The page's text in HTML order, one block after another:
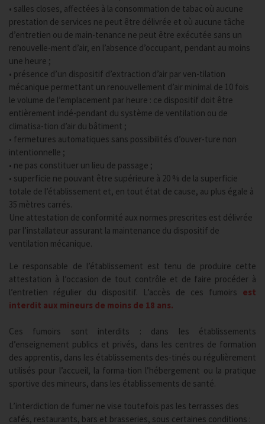
• salles closes, affectées à la consommation de tabac où aucune
prestation de services ne peut être délivrée et où aucune tâche
d’entretien ou de main-tenance ne peut être exécutée sans un
renouvelle-ment d’air, en l’absence d’occupant, pendant au moins
une heure ;
• présence d’un dispositif d’extraction d’air par ven-tilation
mécanique permettant un renouvellement d’air minimal de 10 fois
le volume de l’emplacement par heure : ce dispositif doit être
entièrement indé-pendant du système de ventilation ou de
climatisa-tion d’air du bâtiment ;
• fermetures automatiques sans possibilités d’ouver-ture non
intentionnelle ;
• ne pas constituer un lieu de passage ;
• superficie ne pouvant être supérieure à 20 % de la superficie
totale de l’établissement et, en tout état de cause, au plus égale à
35 mètres carrés.
Une attestation de conformité aux normes prescrites est délivrée
par l’installateur assurant la maintenance du dispositif de
ventilation mécanique.
Le responsable de l’établissement est tenu de produire cette
attestation à l’occasion de tout contrôle et de faire procéder à
l’entretien régulier du dispositif. L’accès de ces fumoirs est
interdit aux mineurs de moins de 18 ans.
Ces fumoirs sont interdits : dans les établissements
d’enseignement publics et privés, dans les centres de formation
des apprentis, dans les établissements des-tinés ou régulièrement
utilisés pour l’accueil, la forma-tion l’hébergement ou la pratique
sportive des mineurs, dans les établissements de santé.
L’interdiction de fumer ne vise toutefois pas les terrasses des
cafés, restaurants, bars et brasseries, sous certaines conditions :